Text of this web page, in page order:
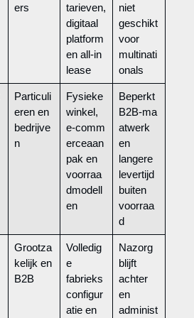
ers
tarieven,
digitaal
platform
en all‑in
lease
niet
geschikt
voor
multinati
onals
Particuli
eren en
bedrijve
n
Fysieke
winkel,
e‑comm
erceaan
pak en
voorraa
dmodell
en
Beperkt
B2B‑ma
atwerk
en
langere
levertijd
buiten
voorraa
d
Grootza
kelijk en
B2B
Volledig
e
fabrieks
configur
atie en
Nazorg
blijft
achter
en
administ